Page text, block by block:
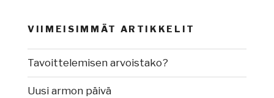
VIIMEISIMMÄT ARTIKKELIT
Tavoittelemisen arvoistako?
Uusi armon päivä